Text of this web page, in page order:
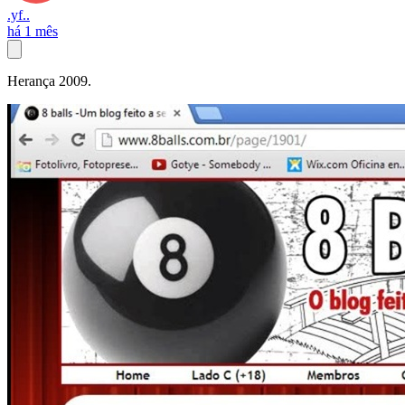
.yf..
há 1 mês
Herança 2009.